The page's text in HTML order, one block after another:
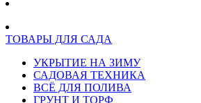
ТОВАРЫ ДЛЯ САДА
УКРЫТИЕ НА ЗИМУ
САДОВАЯ ТЕХНИКА
ВСЁ ДЛЯ ПОЛИВА
ГРУНТ И ТОРФ